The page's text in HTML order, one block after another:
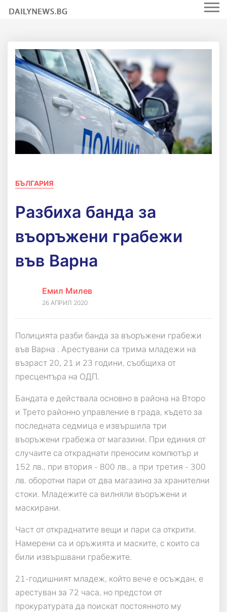
БЪЛГАРИЯ
Разбиха банда за
въоръжени грабежи
във Варна
Емил Милев
26 АПРИЛ 2020
Полицията разби банда за въоръжени грабежи
във Варна . Арестувани са трима младежи на
възраст 20, 21 и 23 години, съобщиха от
пресцентъра на ОДП.
Бандата е действала основно в района на Второ
и Трето районно управление в града, където за
последната седмица е извършила три
въоръжени грабежа от магазини. При единия от
случаите са откраднати преносим компютър и
152 лв., при втория - 800 лв., а при третия - 300
лв. оборотни пари от два магазинa за хранителни
стоки. Младежите са вилняли въоръжени и
маскирани.
Част от откраднатите вещи и пари са открити.
Намерени са и оръжията и маските, с които са
били извършвани грабежите.
21-годишният младеж, който вече е осъждан, е
арестуван за 72 часа, но предстои от
прокуратурата да поискат постоянното му